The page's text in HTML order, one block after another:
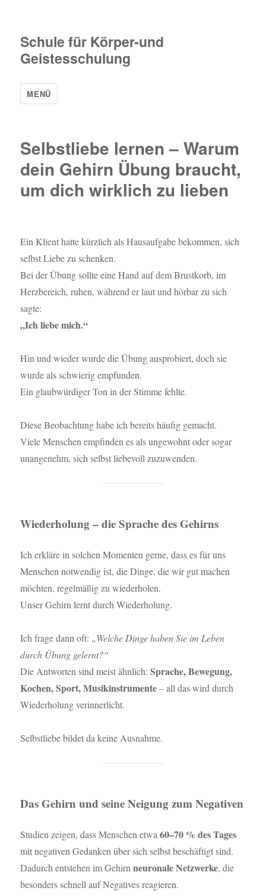
Schule für Körper-und
Geistesschulung
MENÜ
Selbstliebe lernen – Warum
dein Gehirn Übung braucht,
um dich wirklich zu lieben
Ein Klient hatte kürzlich als Hausaufgabe bekommen, sich
selbst Liebe zu schenken.
Bei der Übung sollte eine Hand auf dem Brustkorb, im
Herzbereich, ruhen, während er laut und hörbar zu sich
sagte:
„Ich liebe mich.“
Hin und wieder wurde die Übung ausprobiert, doch sie
wurde als schwierig empfunden.
Ein glaubwürdiger Ton in der Stimme fehlte.
Diese Beobachtung habe ich bereits häufig gemacht.
Viele Menschen empfinden es als ungewohnt oder sogar
unangenehm, sich selbst liebevoll zuzuwenden.
Wiederholung – die Sprache des Gehirns
Ich erkläre in solchen Momenten gerne, dass es für uns
Menschen notwendig ist, die Dinge, die wir gut machen
möchten, regelmäßig zu wiederholen.
Unser Gehirn lernt durch Wiederholung.
Ich frage dann oft: „Welche Dinge haben Sie im Leben
durch Übung gelernt?“
Die Antworten sind meist ähnlich:Sprache, Bewegung,
Kochen, Sport, Musikinstrumente– all das wird durch
Wiederholung verinnerlicht.
Selbstliebe bildet da keine Ausnahme.
Das Gehirn und seine Neigung zum Negativen
Studien zeigen, dass Menschen etwa60–70 % des Tages
mit negativen Gedanken über sich selbst beschäftigt sind.
Dadurch entstehen im Gehirnneuronale Netzwerke, die
besonders schnell auf Negatives reagieren.